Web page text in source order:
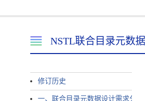
NSTL联合目录元数
修订历史
一、联合目录元数据设计需求分析